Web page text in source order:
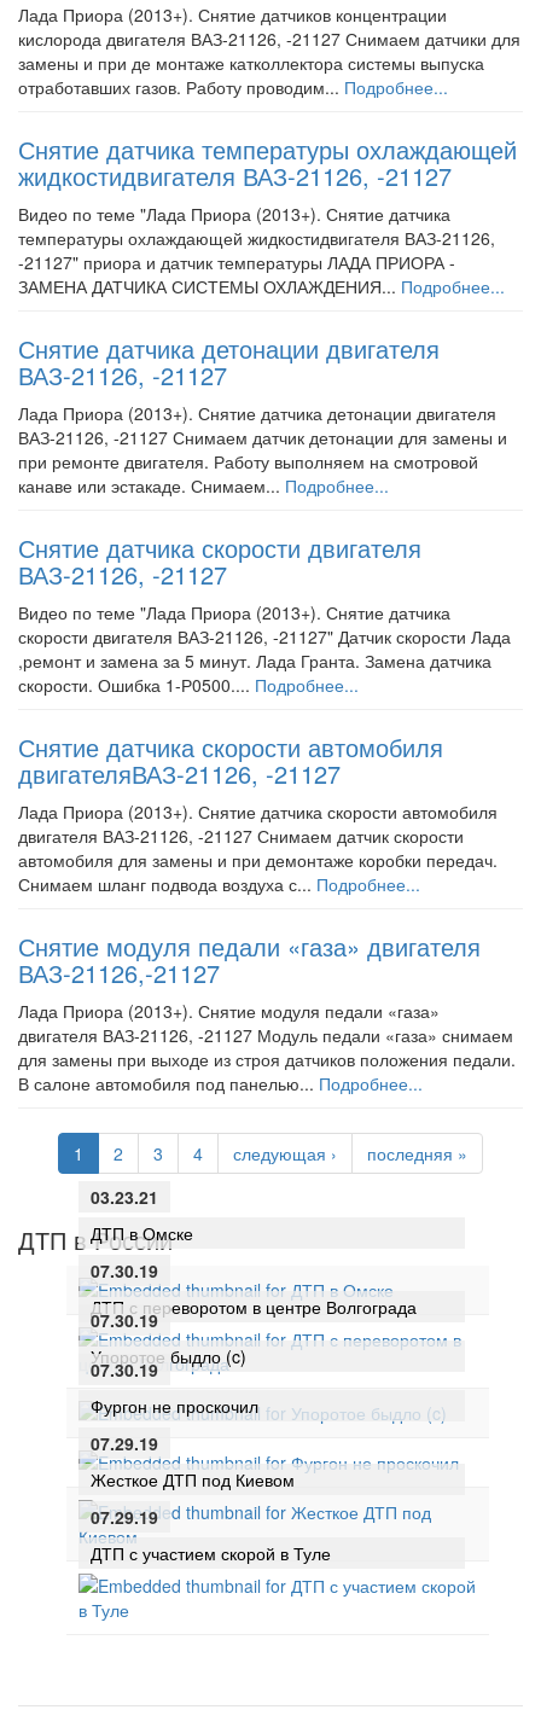
Лада Приора (2013+). Снятие датчиков концентрации
кислорода двигателя ВАЗ-21126, -21127 Снимаем датчики для
замены и при де монтаже катколлектора системы выпуска
отработавших газов. Работу проводим... Подробнее...
Снятие датчика температуры охлаждающей
жидкостидвигателя ВАЗ-21126, -21127
Видео по теме "Лада Приора (2013+). Снятие датчика
температуры охлаждающей жидкостидвигателя ВАЗ-21126,
-21127" приора и датчик температуры ЛАДА ПРИОРА -
ЗАМЕНА ДАТЧИКА СИСТЕМЫ ОХЛАЖДЕНИЯ... Подробнее...
Снятие датчика детонации двигателя
ВАЗ-21126, -21127
Лада Приора (2013+). Снятие датчика детонации двигателя
ВАЗ-21126, -21127 Снимаем датчик детонации для замены и
при ремонте двигателя. Работу выполняем на смотровой
канаве или эстакаде. Снимаем... Подробнее...
Снятие датчика скорости двигателя
ВАЗ-21126, -21127
Видео по теме "Лада Приора (2013+). Снятие датчика
скорости двигателя ВАЗ-21126, -21127" Датчик скорости Лада
,ремонт и замена за 5 минут. Лада Гранта. Замена датчика
скорости. Ошибка 1-Р0500.... Подробнее...
Снятие датчика скорости автомобиля
двигателяВАЗ-21126, -21127
Лада Приора (2013+). Снятие датчика скорости автомобиля
двигателя ВАЗ-21126, -21127 Снимаем датчик скорости
автомобиля для замены и при демонтаже коробки передач.
Снимаем шланг подвода воздуха с... Подробнее...
Снятие модуля педали «газа» двигателя
ВАЗ-21126,-21127
Лада Приора (2013+). Снятие модуля педали «газа»
двигателя ВАЗ-21126, -21127 Модуль педали «газа» снимаем
для замены при выходе из строя датчиков положения педали.
В салоне автомобиля под панелью... Подробнее...
1 2 3 4 следующая › последняя »
ДТП в России
03.23.21
ДТП в Омске
07.30.19
ДТП с переворотом в центре Волгограда
07.30.19
Упоротое быдло (c)
07.30.19
Фургон не проскочил
07.29.19
Жесткое ДТП под Киевом
07.29.19
ДТП с участием скорой в Туле